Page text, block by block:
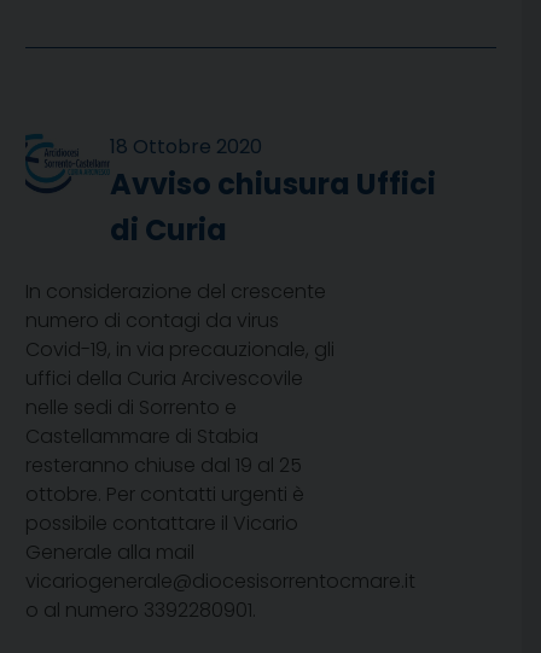
18 Ottobre 2020
Avviso chiusura Uffici
di Curia
In considerazione del crescente
numero di contagi da virus
Covid-19, in via precauzionale, gli
uffici della Curia Arcivescovile
nelle sedi di Sorrento e
Castellammare di Stabia
resteranno chiuse dal 19 al 25
ottobre. Per contatti urgenti è
possibile contattare il Vicario
Generale alla mail
vicariogenerale@diocesisorrentocmare.it
o al numero 3392280901‬.